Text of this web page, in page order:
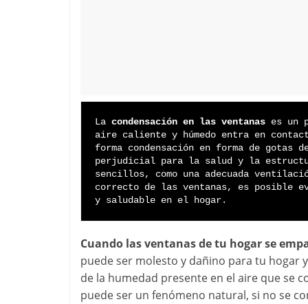
La condensación en las ventanas es un
aire caliente y húmedo entra en
forma condensación en forma de gotas
perjudicial para la salud y la
sencillos, como una adecuada
correcto de las ventanas, es posible
y saludable en el hogar.
Cuando las ventanas de tu hogar se
puede ser molesto y dañino para tu hogar
de la humedad presente en el aire que se
puede ser un fenómeno natural, si no se